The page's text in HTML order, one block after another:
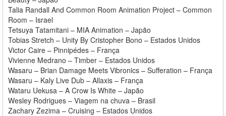
Talia Randall And Common Room Animation Project – Common
Room – Israel
Tetsuya Tatamitani – MIA Animation – Japão
Tobias Stretch – Unity By Cristopher Bono – Estados Unidos
Victor Caire – Pinnipédes – França
Vivienne Medrano – Timber – Estados Unidos
Wasaru – Brian Damage Meets Vibronics – Sufferation – França
Wasaru – Kaly Live Dub – Allaxis – França
Wataru Uekusa – A Crow Is White – Japão
Wesley Rodrigues – Viagem na chuva – Brasil
Zachary Zezima – Cruising – Estados Unidos